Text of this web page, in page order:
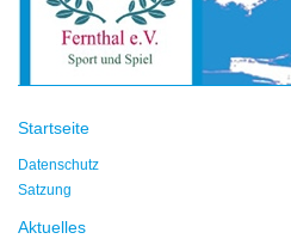
Startseite
Datenschutz
Satzung
Aktuelles